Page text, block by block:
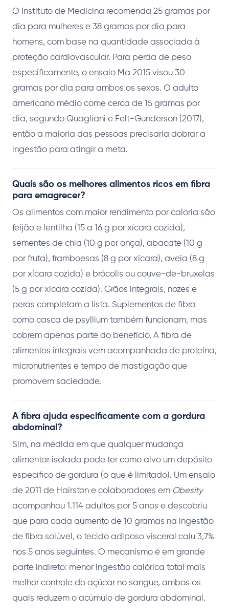
O Instituto de Medicina recomenda 25 gramas por
dia para mulheres e 38 gramas por dia para
homens, com base na quantidade associada à
proteção cardiovascular. Para perda de peso
especificamente, o ensaio Ma 2015 visou 30
gramas por dia para ambos os sexos. O adulto
americano médio come cerca de 15 gramas por
dia, segundo Quagliani e Felt-Gunderson (2017),
então a maioria das pessoas precisaria dobrar a
ingestão para atingir a meta.
Quais são os melhores alimentos ricos em fibra
para emagrecer?
Os alimentos com maior rendimento por caloria são
feijão e lentilha (15 a 16 g por xícara cozida),
sementes de chia (10 g por onça), abacate (10 g
por fruta), framboesas (8 g por xícara), aveia (8 g
por xícara cozida) e brócolis ou couve-de-bruxelas
(5 g por xícara cozida). Grãos integrais, nozes e
peras completam a lista. Suplementos de fibra
como casca de psyllium também funcionam, mas
cobrem apenas parte do benefício. A fibra de
alimentos integrais vem acompanhada de proteína,
micronutrientes e tempo de mastigação que
promovem saciedade.
A fibra ajuda especificamente com a gordura
abdominal?
Sim, na medida em que qualquer mudança
alimentar isolada pode ter como alvo um depósito
específico de gordura (o que é limitado). Um ensaio
de 2011 de Hairston e colaboradores em Obesity
acompanhou 1.114 adultos por 5 anos e descobriu
que para cada aumento de 10 gramas na ingestão
de fibra solúvel, o tecido adiposo visceral caiu 3,7%
nos 5 anos seguintes. O mecanismo é em grande
parte indireto: menor ingestão calórica total mais
melhor controle do açúcar no sangue, ambos os
quais reduzem o acúmulo de gordura abdominal.